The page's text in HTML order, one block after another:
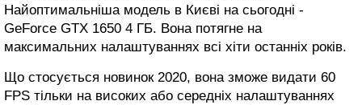
Найоптимальніша модель в Києві на сьогодні -
GeForce GTX 1650 4 ГБ. Вона потягне на
максимальних налаштуваннях всі хіти останніх років.
Що стосується новинок 2020, вона зможе видати 60
FPS тільки на високих або середніх налаштуваннях